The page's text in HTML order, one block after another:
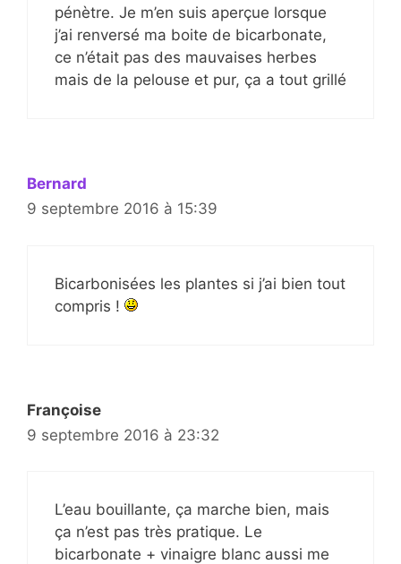
pénètre. Je m’en suis aperçue lorsque
j’ai renversé ma boite de bicarbonate,
ce n’était pas des mauvaises herbes
mais de la pelouse et pur, ça a tout grillé
Bernard
9 septembre 2016 à 15:39
Bicarbonisées les plantes si j’ai bien tout
compris !
Françoise
9 septembre 2016 à 23:32
L’eau bouillante, ça marche bien, mais
ça n’est pas très pratique. Le
bicarbonate + vinaigre blanc aussi me